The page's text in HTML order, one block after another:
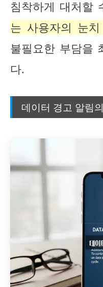
침착하게 대처할
는 사용자의 눈
불필요한 부담을
다.
데이터 경고 알림